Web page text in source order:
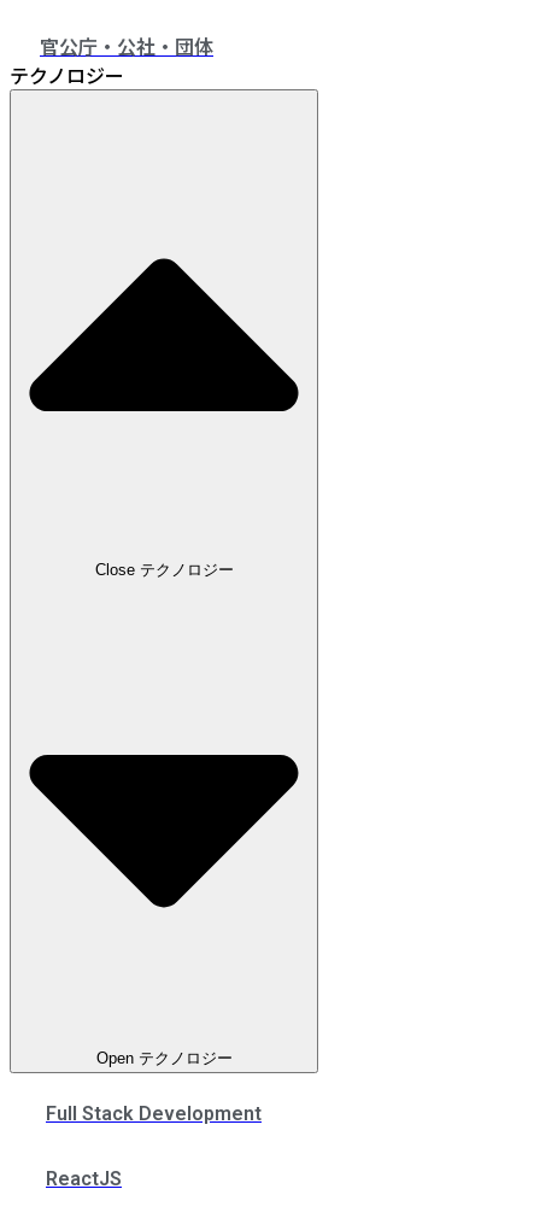
官公庁・公社・団体
テクノロジー
Close テクノロジー
Open テクノロジー
Full Stack Development
ReactJS